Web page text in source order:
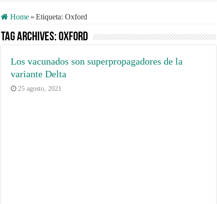
Home » Etiqueta:Oxford
Tag Archives:Oxford
Los vacunados son superpropagadores de la
variante Delta
25 agosto, 2021